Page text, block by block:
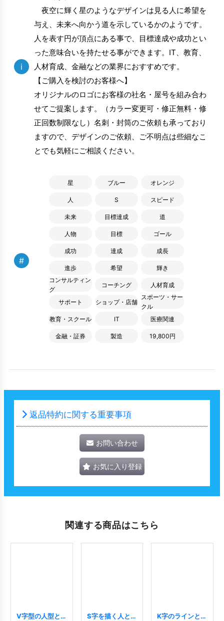
i
夜空に輝く星のようなデザインは見る人に希望を
与え、未来へ向かう道を示しているかのようです。
人を表す円が頂点にある事で、目標達成や成功とい
った意味合いを持たせる事ができます。IT、教育、
人材育成、金融などの業界におすすめです。
【ご購入を検討のお客様へ】
オリジナルのロゴにお客様の社名・屋号を組み合わ
せてご提案します。（カラー変更可・修正無料・修
正回数制限なし）名刺・封筒のご依頼も承っており
ますので、デザインのご依頼、ご不明点は些細なこ
とでも気軽にご相談ください。
#
星 ブルー オレンジ
人 S スピード
未来 目標達成 道
人物 目標 ゴール
成功 達成 成長
進歩 希望
輝き
コンサルティン
グ
コーチング 人材育成
サポート ショップ・店舗
スポーツ・サー
クル
教育・スクール
IT 医療関連
金融・証券 製造 19,800円
返品特約に関する重要事項
お問い合わせ
お気に入り登録
関連する商品はこちら
V字型の人型と S字を描く人と星 K字のラインとグ